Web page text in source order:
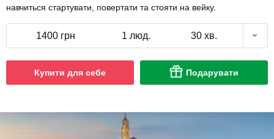
навчиться стартувати, повертати та стояти на вейку.
1400 грн 1 люд. 30 хв.
Купити для себе Подарувати